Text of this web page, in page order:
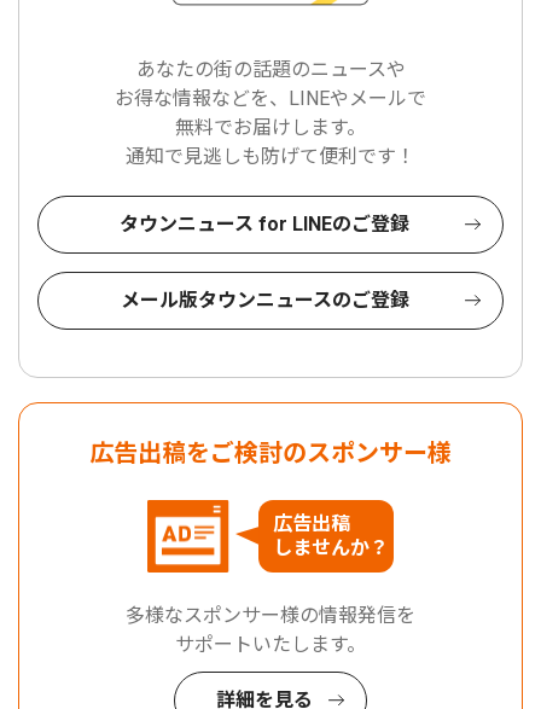
あなたの街の話題のニュースや
お得な情報などを、LINEやメールで
無料でお届けします。
通知で見逃しも防げて便利です！
タウンニュース for LINEのご登録
メール版タウンニュースのご登録
広告出稿をご検討のスポンサー様
広告出稿
しませんか？
多様なスポンサー様の情報発信を
サポートいたします。
詳細を見る